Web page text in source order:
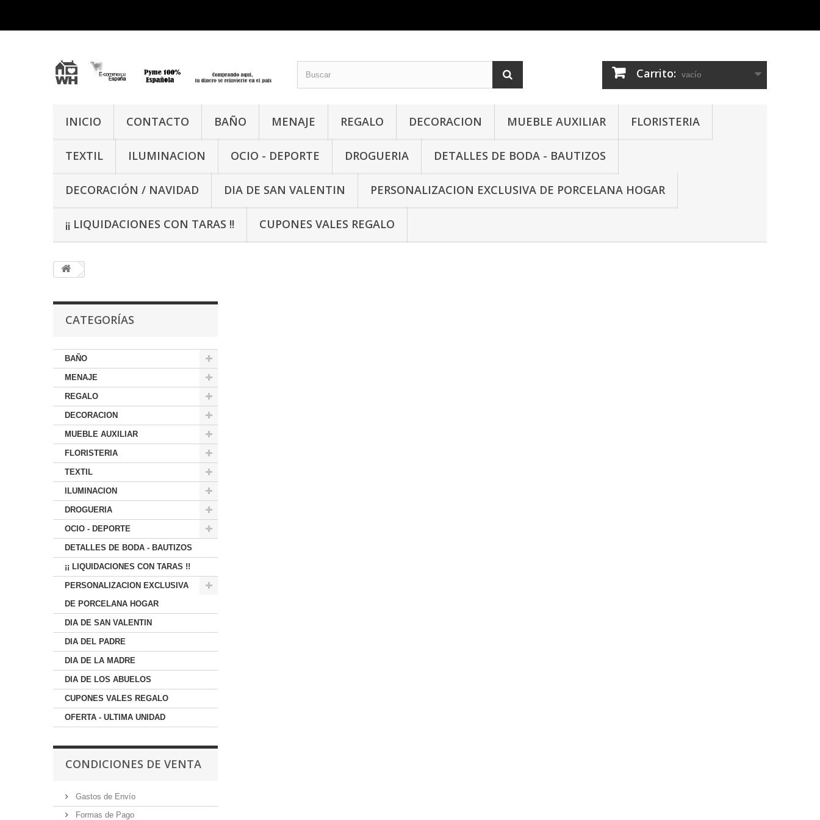
Carrito: vacío
INICIO CONTACTO BAÑO MENAJE REGALO DECORACION MUEBLE AUXILIAR FLORISTERIA
TEXTIL ILUMINACION OCIO - DEPORTE DROGUERIA DETALLES DE BODA - BAUTIZOS
DECORACIÓN / NAVIDAD DIA DE SAN VALENTIN PERSONALIZACION EXCLUSIVA DE PORCELANA HOGAR
¡¡ LIQUIDACIONES CON TARAS !! CUPONES VALES REGALO
CATEGORÍAS
BAÑO
MENAJE
REGALO
DECORACION
MUEBLE AUXILIAR
FLORISTERIA
TEXTIL
ILUMINACION
DROGUERIA
OCIO - DEPORTE
DETALLES DE BODA - BAUTIZOS
¡¡ LIQUIDACIONES CON TARAS !!
PERSONALIZACION EXCLUSIVA
DE PORCELANA HOGAR
DIA DE SAN VALENTIN
DIA DEL PADRE
DIA DE LA MADRE
DIA DE LOS ABUELOS
CUPONES VALES REGALO
OFERTA - ULTIMA UNIDAD
CONDICIONES DE VENTA
Gastos de Envío
Formas de Pago